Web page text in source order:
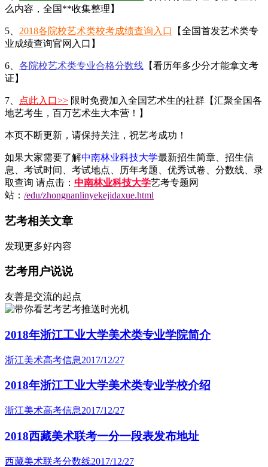
么内容，全国**收集整理】
5、 2018各院校艺术类校考成绩查询入口
【全国首发艺术类专
业成绩查询官网入口】
6、 各院校艺术类专业合格分数线 【看历年多少分才能拿文考
证】
7、 点此入口>> 限时免费加入全国艺术生的社群【汇聚全国各
地艺考生，百万艺术生大本营！】
本页不断更新，请保持关注，祝艺考成功！
如果大家需要了解中南林业科技大学最新招生简章、招生信
息、考试时间、考试地点、历年考题、优秀试卷、分数线、录
取查询 请点击： 中南林业科技大学艺考专题网
站： /edu/zhongnanlinyekejidaxue.html
艺考相关文章
发现更多好内容
艺考用户说说
友善是交流的起点
艺考推送时光机
2018年浙江工业大学美术类专业学院简介
浙江美术高考信息2017/12/27
2018年浙江工业大学美术类专业学校介绍
浙江美术高考信息2017/12/27
2018西藏美术联考一分一段表发布地址
西藏美术联考分数线2017/12/27